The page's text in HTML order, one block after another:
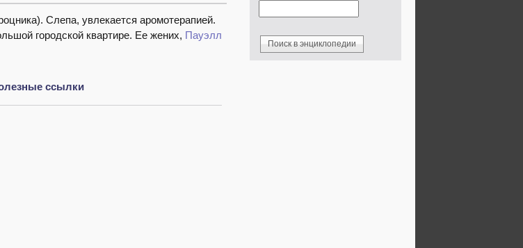
Слепа, увлекается аромотерапией.
городской квартире. Ее жених, Пауэлл
ссылки